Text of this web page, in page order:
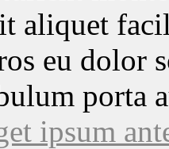
aliquet
eu
porta
ipsum